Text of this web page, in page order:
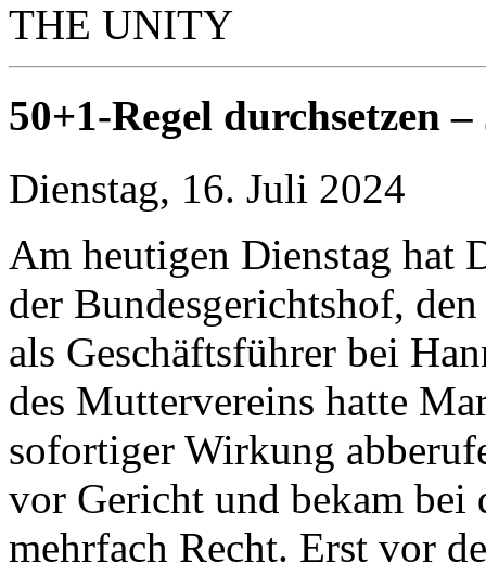
THE UNITY
50+1-Regel durchsetzen
Dienstag, 16. Juli 2024
Am heutigen Dienstag hat
der Bundesgerichtshof,
als Geschäftsführer bei
des Muttervereins hatte
sofortiger Wirkung
vor Gericht und bekam bei
mehrfach Recht. Erst vor